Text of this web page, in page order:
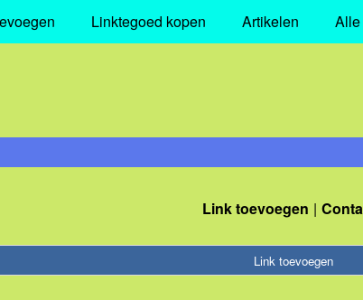
Linktegoed kopen Artikelen
Link toevoegen
Link toevoegen